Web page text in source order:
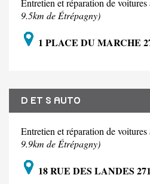
Entretien et réparation de
9.5km de Étrépagny)
1 PLACE DU MARCHE
D ET S AUTO
Entretien et réparation de
9.9km de Étrépagny)
18 RUE DES LANDES